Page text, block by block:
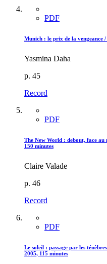
PDF
Munich : le prix de la vengeance /
Yasmina Daha
p. 45
Record
PDF
The New World : debout, face au
150 minutes
Claire Valade
p. 46
Record
PDF
Le soleil : passage par les
2005, 115 minutes